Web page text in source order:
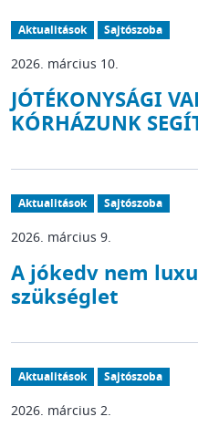
Aktualitások Sajtószoba
2026. március 10.
JÓTÉKONYSÁGI
KÓRHÁZUNK
Aktualitások Sajtószoba
2026. március 9.
A jókedv nem
szükséglet
Aktualitások Sajtószoba
2026. március 2.